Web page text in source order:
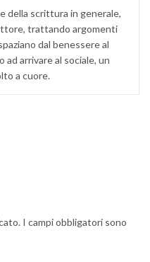
della scrittura in generale,
trattando argomenti
dal benessere al
ad arrivare al sociale, un
a cuore.
I campi obbligatori sono